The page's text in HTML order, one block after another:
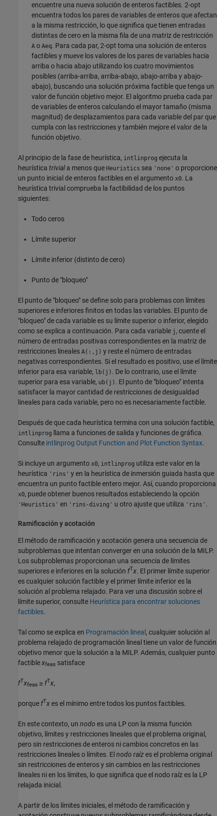
encuentre una nueva solución de enteros factibles. 2-opt
encuentra todos los pares de variables de enteros que afectan
a la misma restricción, lo que significa que tienen entradas
distintas de cero en la misma fila de una matriz de restricción
A o Aeq. Para cada par, 2-opt toma una solución de enteros
factibles y mueve los valores de los pares de variables hacia
arriba o hacia abajo utilizando los cuatro movimientos
posibles (arriba-arriba, arriba-abajo, abajo-arriba y abajo-
abajo), buscando una solución próxima factible que tenga un
valor de función objetivo mejor. El algoritmo prueba cada par
de variables de enteros calculando el mayor tamaño (misma
magnitud) de desplazamientos para cada variable del par que
cumpla con las restricciones y también mejore el valor de la
función objetivo.
Al principio de la fase de heurística, intlinprog ejecuta la
heurística triviala menos que Heuristics sea 'none' o proporcione
un punto inicial de enteros factibles en el argumento x0. La
heurística trivial comprueba la factibilidad de los puntos
siguientes:
Todo ceros
Límite superior
Límite inferior (distinto de cero)
Punto de "bloqueo"
El punto de "bloqueo" se define solo para problemas con límites
superiores e inferiores finitos en todas las variables. El punto de
"bloqueo" de cada variable es su límite superior o inferior, elegido
como se explica a continuación. Para cada variable j , cuente el
número de entradas positivas correspondientes en la matriz de
restricciones lineales A(:,j) y reste el número de entradas
negativas correspondientes. Si el resultado es positivo, use el límite
inferior para esa variable, lb(j) . De lo contrario, use el límite
superior para esa variable, ub(j) . El punto de "bloqueo" intenta
satisfacer la mayor cantidad de restricciones de desigualdad
lineales para cada variable, pero no es necesariamente factible.
Después de que cada heurística termina con una solución factible,
intlinprog
llama a funciones de salida y funciones de gráfica.
Consulte intlinprog Output Function and Plot Function Syntax.
Si incluye un argumento x0, intlinprog utiliza este valor en la
heurística 'rins' y en la heurística de inmersión guiada hasta que
encuentra un punto factible entero mejor. Así, cuando proporciona
x0, puede obtener buenos resultados estableciendo la opción
'Heuristics' en 'rins-diving' u otro ajuste que utiliza 'rins' .
Ramificación y acotación
El método de ramificación y acotación genera una secuencia de
subproblemas que intentan converger en una solución de la MILP.
Los subproblemas proporcionan una secuencia de límites
superiores e inferiores en la solución fTx. El primer límite superior
es cualquier solución factible y el primer límite inferior es la
solución al problema relajado. Para ver una discusión sobre el
límite superior, consulte Heurística para encontrar soluciones
factibles.
Tal como se explica en Programación lineal , cualquier solución al
problema relajado de programación lineal tiene un valor de función
objetivo menor que la solución a la MILP. Además, cualquier punto
factiblexfeas satisface
fTxfeas ≥ fTx,
porque fTxes el mínimo entre todos los puntos factibles.
En este contexto, un nodo es una LP con la misma función
objetivo, límites y restricciones lineales que el problema original,
pero sin restricciones de enteros ni cambios concretos en las
restricciones lineales o límites. El nodo raízes el problema original
sin restricciones de enteros y sin cambios en las restricciones
lineales ni en los límites, lo que significa que el nodo raíz es la LP
relajada inicial.
A partir de los límites iniciales, el método de ramificación y